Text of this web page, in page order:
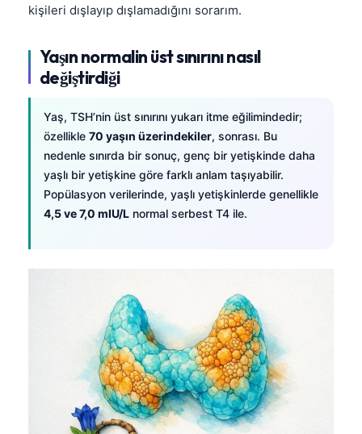
kişileri dışlayıp dışlamadığını sorarım.
Yaşın normalin üst sınırını nasıl
değiştirdiği
Yaş, TSH’nin üst sınırını yukarı itme eğilimindedir;
özellikle 70 yaşın üzerindekiler, sonrası. Bu
nedenle sınırda bir sonuç, genç bir yetişkinde daha
yaşlı bir yetişkine göre farklı anlam taşıyabilir.
Popülasyon verilerinde, yaşlı yetişkinlerde genellikle
4,5 ve 7,0 mIU/L normal serbest T4 ile.